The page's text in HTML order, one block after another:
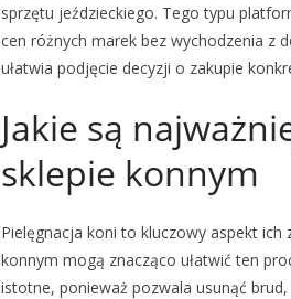
sprzętu jeździeckiego. Tego typu
cen różnych marek bez wychodzenia z
ułatwia podjęcie decyzji o zakupie
Jakie są
sklepie konnym
Pielęgnacja koni to kluczowy aspekt
konnym mogą znacząco ułatwić ten
istotne, ponieważ pozwala usunąć